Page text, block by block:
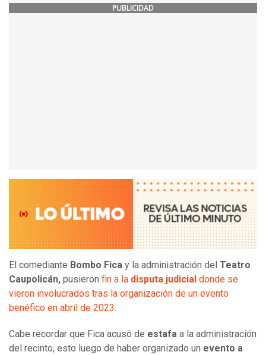
PUBLICIDAD
El comediante Bombo Fica y la administración del Teatro
Caupolicán, pusieron fin a la disputa judicial donde se
vieron involucrados tras la organización de un evento
benéfico en abril de 2023.
Cabe recordar que Fica acusó de estafa a la administración
del recinto, esto luego de haber organizado un evento a